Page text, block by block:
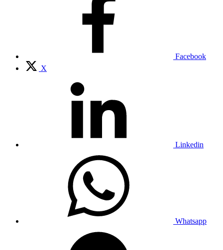
Facebook
X
Linkedin
Whatsapp